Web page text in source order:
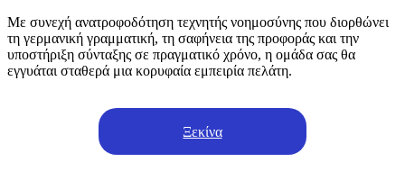
Με συνεχή ανατροφοδότηση τεχνητής νοημοσύνης που διορθώνει
τη γερμανική γραμματική, τη σαφήνεια της προφοράς και την
υποστήριξη σύνταξης σε πραγματικό χρόνο, η ομάδα σας θα
εγγυάται σταθερά μια κορυφαία εμπειρία πελάτη.
Ξεκίνα